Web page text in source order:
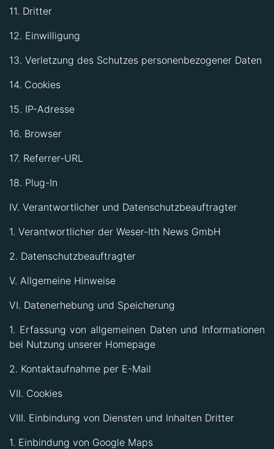
11. Dritter
12. Einwilligung
13. Verletzung des Schutzes personenbezogener Daten
14. Cookies
15. IP-Adresse
16. Browser
17. Referrer-URL
18. Plug-In
IV. Verantwortlicher und Datenschutzbeauftragter
1. Verantwortlicher der Weser-Ith News GmbH
2. Datenschutzbeauftragter
V. Allgemeine Hinweise
VI. Datenerhebung und Speicherung
1. Erfassung von allgemeinen Daten und Informationen
bei Nutzung unserer Homepage
2. Kontaktaufnahme per E-Mail
VII. Cookies
VIII. Einbindung von Diensten und Inhalten Dritter
1. Einbindung von Google Maps